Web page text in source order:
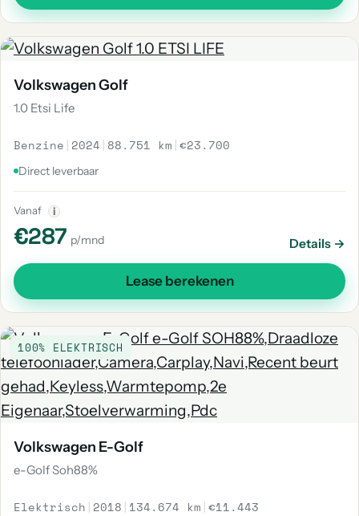
Volkswagen Golf
1.0 Etsi Life
Benzine | 2024 | 88.751 km |€23.700
Direct leverbaar
Vanaf i
€287 p/mnd Details →
Lease berekenen
100% ELEKTRISCH
Volkswagen E-Golf
e-Golf Soh88%
Elektrisch | 2018 | 134.674 km |€11.443